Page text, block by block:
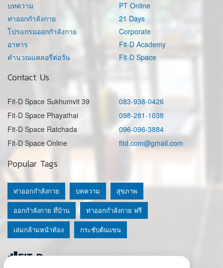
บทความ
ท่าออกกำลังกาย
โปรแกรมออกกำลังกาย
อาหาร
คำนวณแคลอรี่ต่อวัน
PT Online
21 Days
Corporate
Fit-D Academy
Fit-D Space
Contact Us
Fit-D Space Sukhumvit 39
083-938-0426
Fit-D Space Phayathai
098-281-1038
Fit-D Space Ratchada
096-096-3884
Fit-D Space Online
fitd.com@gmail.com
Popular Tags
ท่าออกกำลังกาย บทความ สุขภาพ
ออกกำลังกาย ที่บ้าน ท่าออกกำลังกาย ฟรี
เล่มกล้ามหน้าท้อง กระชับต้นแขน